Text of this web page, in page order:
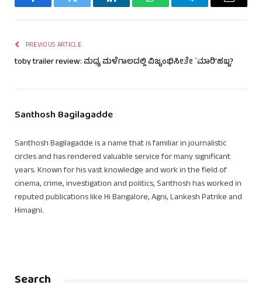
FacebookTwitter LinkedInWhatsAppTelegramEmail
PREVIOUS ARTICLE
toby trailer review: ಮಧ್ಯ ಮಳೆಗಾಲದಲ್ಲಿ ವಿಜೃಂಭಿಸೀತೇ `ಮಾರಿ’ಹಬ್ಬ?
Santhosh Bagilagadde
Santhosh Bagilagadde is a name that is familiar in journalistic
circles and has rendered valuable service for many significant
years. Known for his vast knowledge and work in the field of
cinema, crime, investigation and politics, Santhosh has worked in
reputed publications like Hi Bangalore, Agni, Lankesh Patrike and
Himagni.
Search